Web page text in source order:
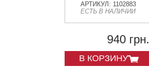
АРТИКУЛ: 1102883
ЕСТЬ В НАЛИЧИИ
940 грн.
В КОРЗИНУ